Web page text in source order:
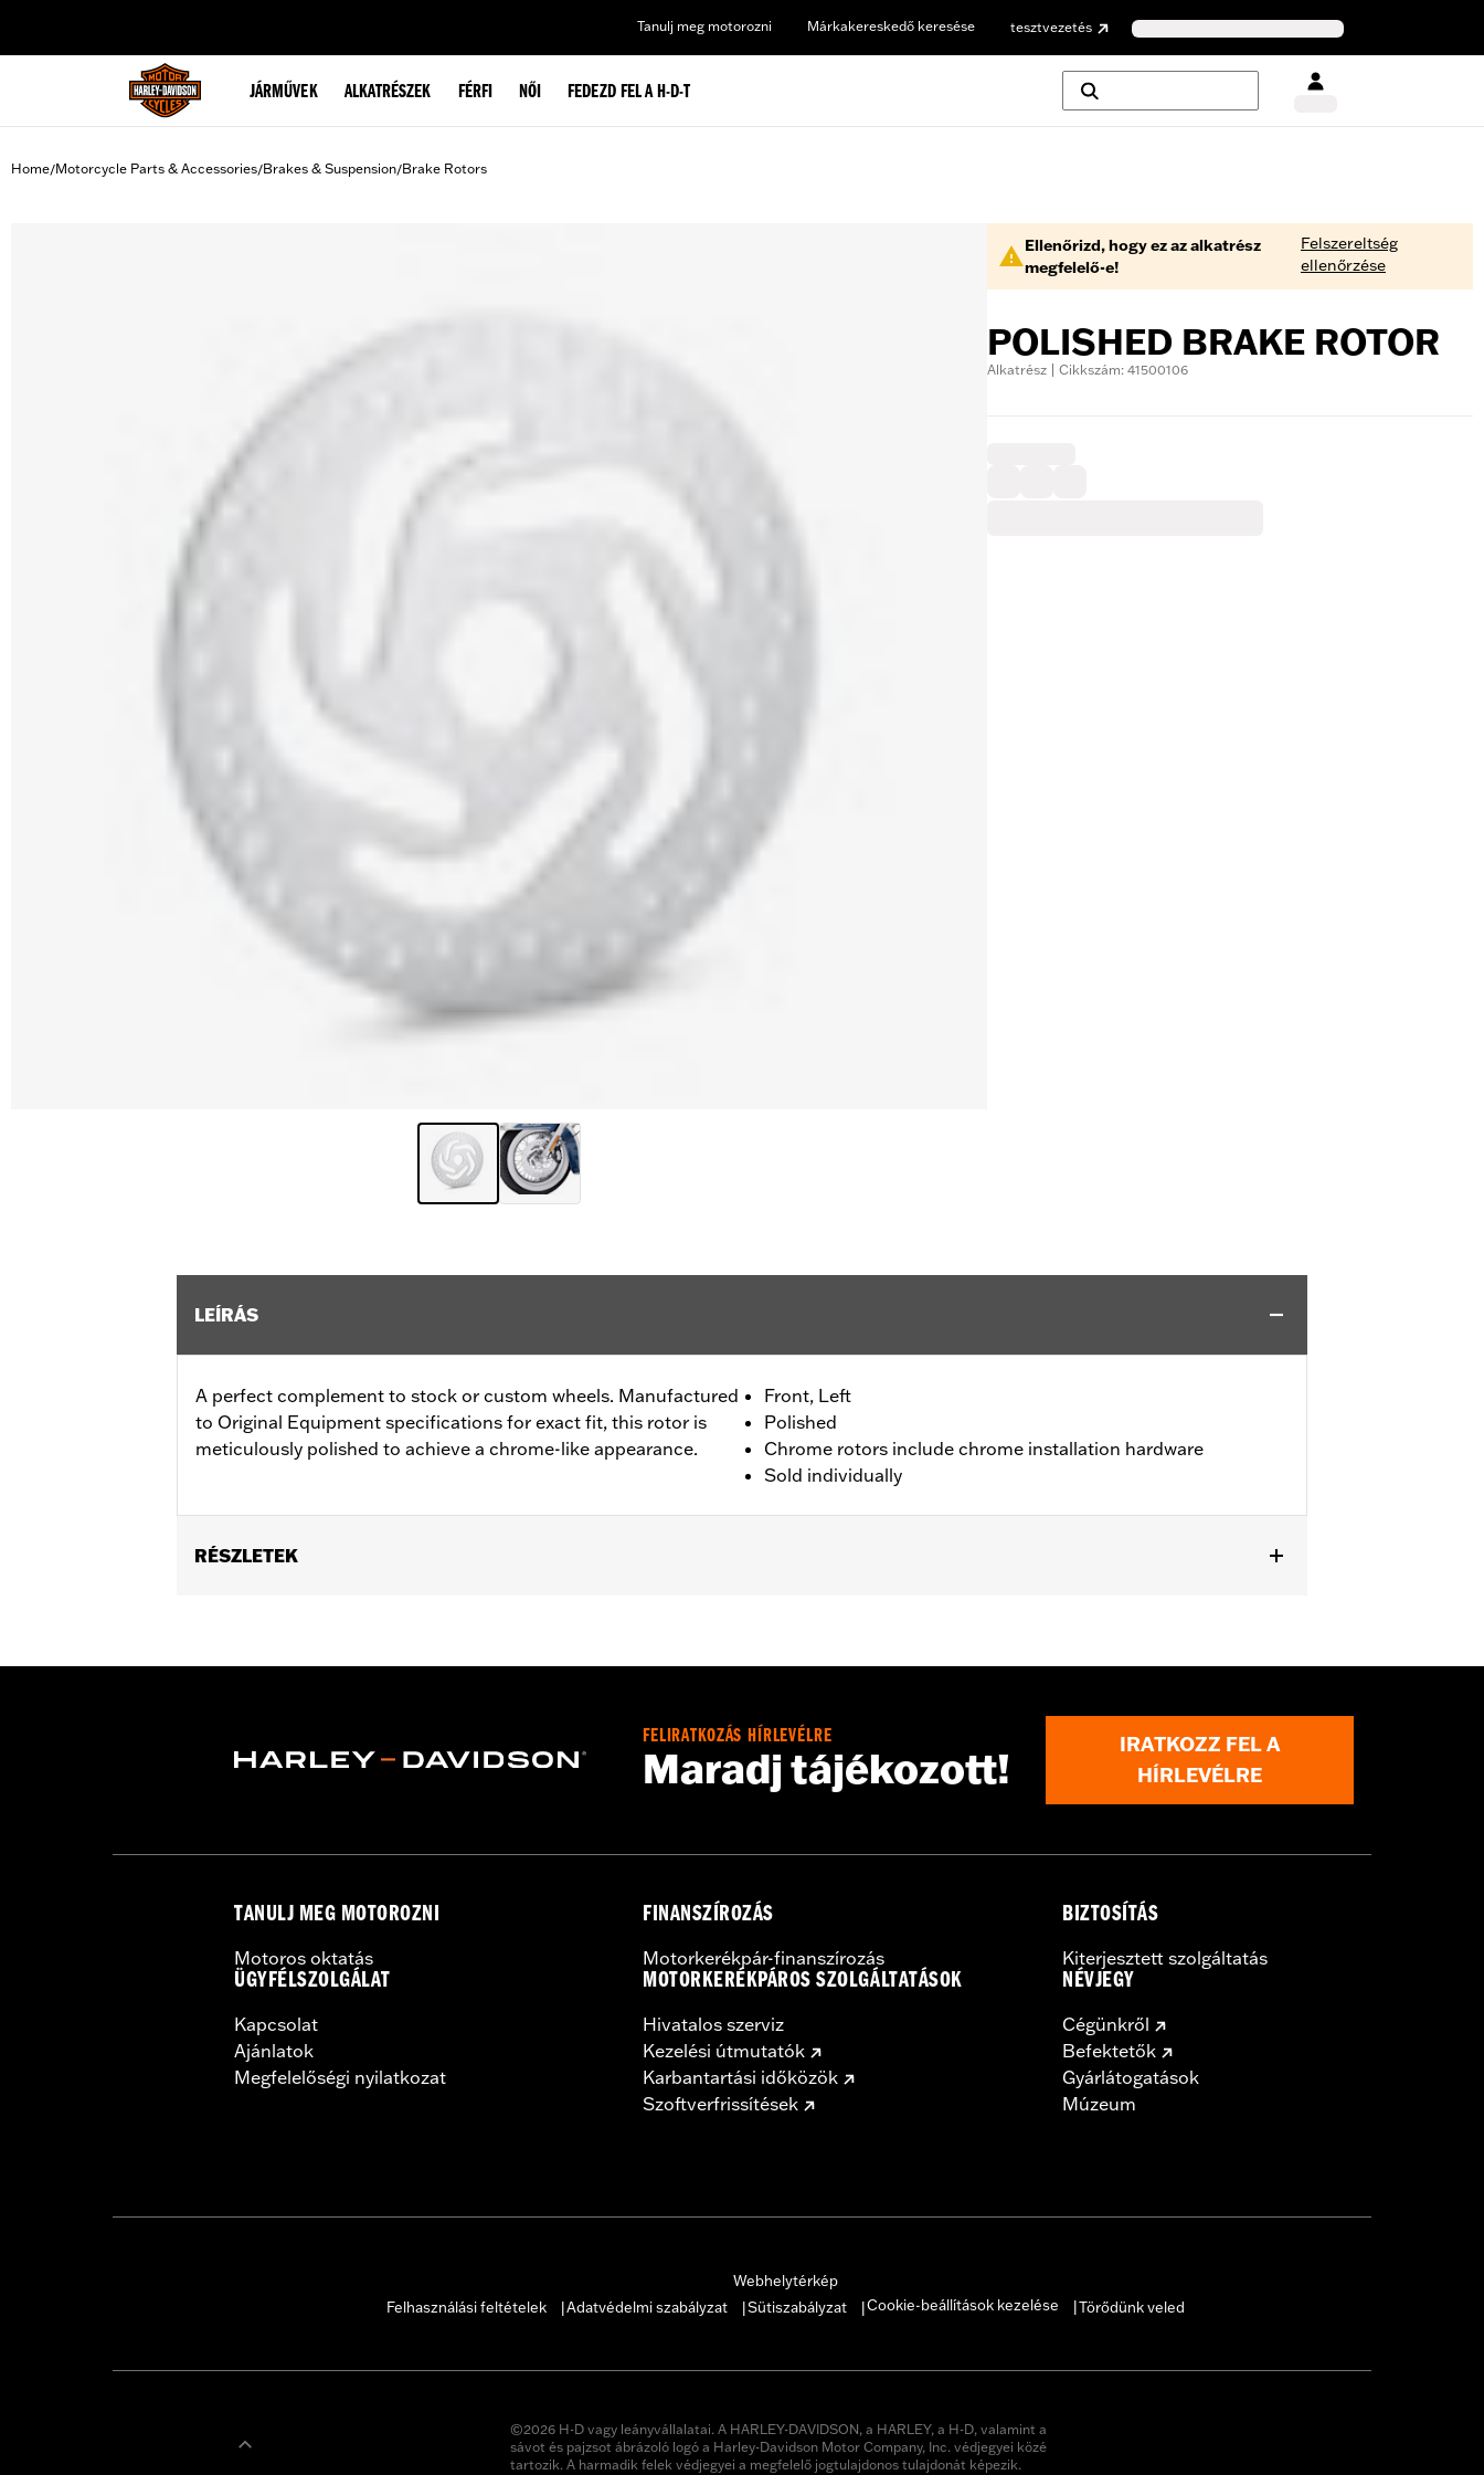
Tanulj meg motorozni Márkakereskedő keresése tesztvezetés
JÁRMŰVEK ALKATRÉSZEK FÉRFI NŐI FEDEZD FEL A H-D-T
Home/Motorcycle Parts & Accessories/Brakes & Suspension/Brake Rotors
Ellenőrizd, hogy ez az alkatrész
megfelelő-e!
Felszereltség
ellenőrzése
POLISHED BRAKE ROTOR
Alkatrész | Cikkszám: 41500106
LEÍRÁS
A perfect complement to stock or custom wheels. Manufactured
to Original Equipment specifications for exact fit, this rotor is
meticulously polished to achieve a chrome-like appearance.
Front, Left
Polished
Chrome rotors include chrome installation hardware
Sold individually
RÉSZLETEK
Installation Instructions
Material:Steel
FELIRATKOZÁS HÍRLEVÉLRE
Maradj tájékozott!
IRATKOZZ FEL A
HÍRLEVÉLRE
TANULJ MEG MOTOROZNI
Motoros oktatás
ÜGYFÉLSZOLGÁLAT
Kapcsolat
Ajánlatok
Megfelelőségi nyilatkozat
FINANSZÍROZÁS
Motorkerékpár-finanszírozás
MOTORKERÉKPÁROS SZOLGÁLTATÁSOK
Hivatalos szerviz
Kezelési útmutatók
Karbantartási időközök
Szoftverfrissítések
BIZTOSÍTÁS
Kiterjesztett szolgáltatás
NÉVJEGY
Cégünkről
Befektetők
Gyárlátogatások
Múzeum
Webhelytérkép
Felhasználási feltételek
Adatvédelmi szabályzat Sütiszabályzat Cookie-beállítások kezelése Törődünk veled
©2026 H-D vagy leányvállalatai. A HARLEY-DAVIDSON, a HARLEY, a H-D, valamint a
sávot és pajzsot ábrázoló logó a Harley-Davidson Motor Company, Inc. védjegyei közé
tartozik. A harmadik felek védjegyei a megfelelő jogtulajdonos tulajdonát képezik.